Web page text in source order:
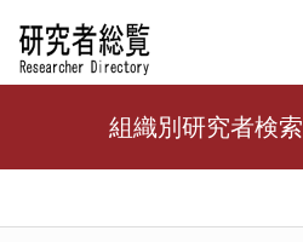
組織別研究者検索